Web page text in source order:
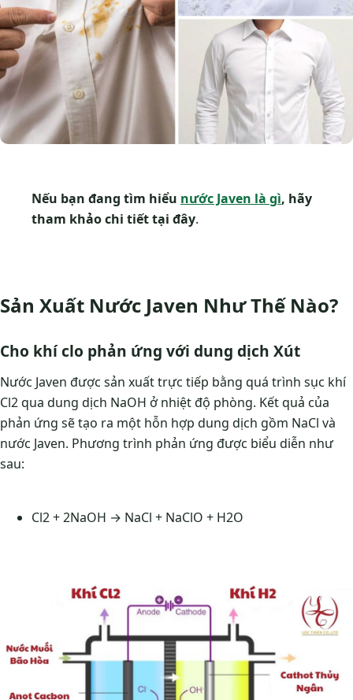
Nếu bạn đang tìm hiểu nước Javen là gì, hãy
tham khảo chi tiết tại đây.
Sản Xuất Nước Javen Như Thế Nào?
Cho khí clo phản ứng với dung dịch Xút
Nước Javen được sản xuất trực tiếp bằng quá trình sục khí
Cl2 qua dung dịch NaOH ở nhiệt độ phòng. Kết quả của
phản ứng sẽ tạo ra một hỗn hợp dung dịch gồm NaCl và
nước Javen. Phương trình phản ứng được biểu diễn như
sau:
Cl2 + 2NaOH → NaCl + NaClO + H2O